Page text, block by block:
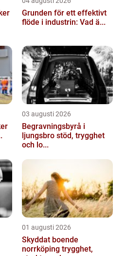
Grunden för ett effektivt
flöde i industrin: Vad ä...
03 augusti 2026
Begravningsbyrå i
ljungsbro stöd, trygghet
och lo...
01 augusti 2026
Skyddat boende
norrköping trygghet,